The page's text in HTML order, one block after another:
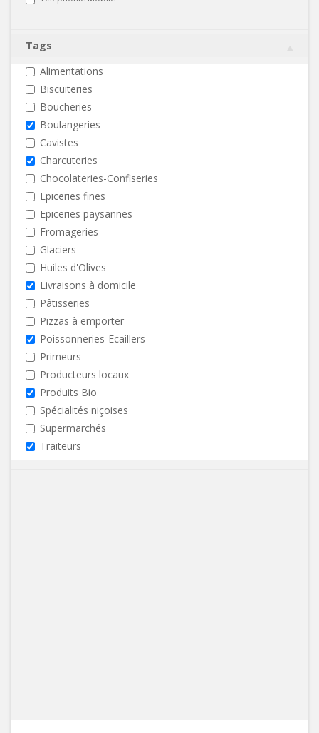
Tags
Alimentations
Biscuiteries
Boucheries
Boulangeries
Cavistes
Charcuteries
Chocolateries-Confiseries
Epiceries fines
Epiceries paysannes
Fromageries
Glaciers
Huiles d'Olives
Livraisons à domicile
Pâtisseries
Pizzas à emporter
Poissonneries-Ecaillers
Primeurs
Producteurs locaux
Produits Bio
Spécialités niçoises
Supermarchés
Traiteurs